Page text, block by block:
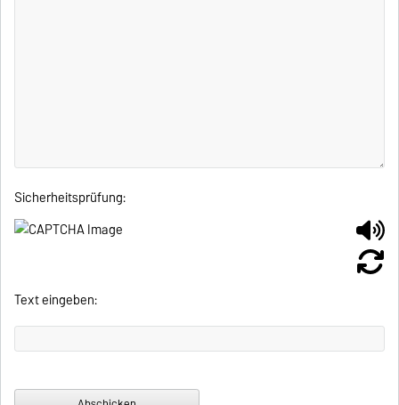
Sicherheitsprüfung:
Text eingeben: